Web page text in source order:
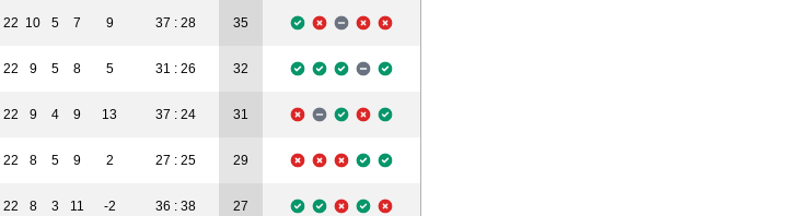
22 10 5 7 9 37 : 28 35
22 9 5 8 5 31 : 26 32
22 9 4 9 13 37 : 24 31
22 8 5 9 2 27 : 25 29
22 8 3 11 -2 36 : 38 27